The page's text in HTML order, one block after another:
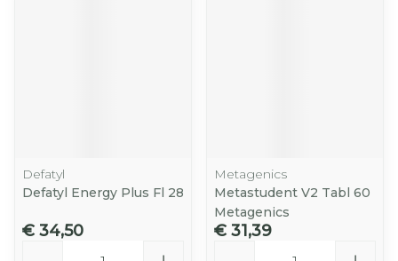
Defatyl
Defatyl Energy Plus Fl 28
€ 34,50
Metagenics
Metastudent V2 Tabl 60
Metagenics
€ 31,39